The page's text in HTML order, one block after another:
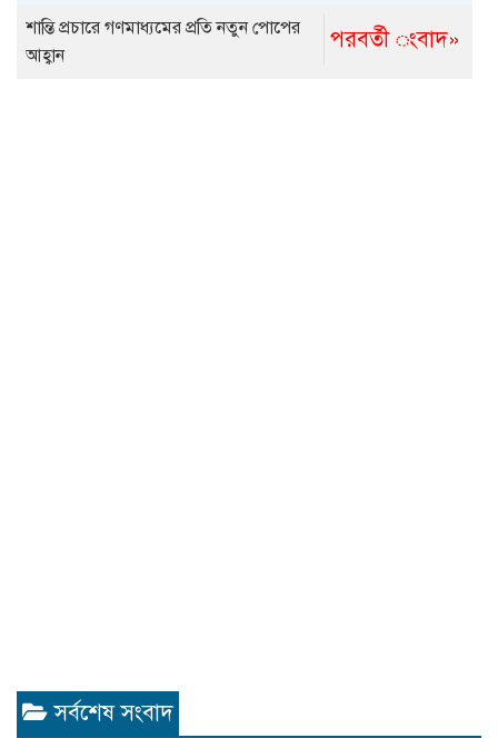
পরবর্তী ংবাদ»
শান্তি প্রচারে গণমাধ্যমের প্রতি নতুন পোপের
আহ্বান
সর্বশেষ সংবাদ